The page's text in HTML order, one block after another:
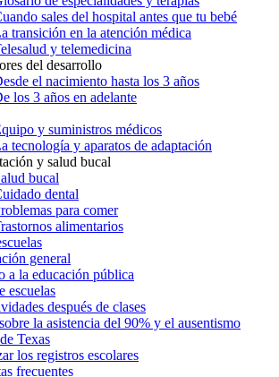
sales del hospital antes que tu bebé
transición en la atención médica
y telemedicina
del desarrollo
el nacimiento hasta los 3 años
los 3 años en adelante
y suministros médicos
tecnología y aparatos de adaptación
y salud bucal
bucal
dental
para comer
alimentarios
general
a la educación pública
escuelas
después de clases
la asistencia del 90% y el ausentismo
Texas
los registros escolares
frecuentes